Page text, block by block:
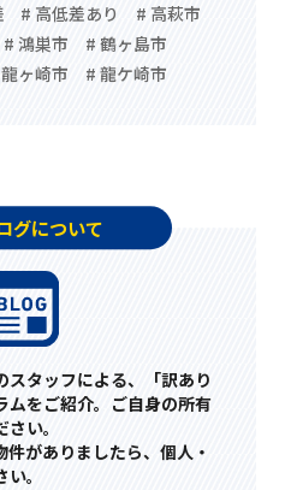
# 高低差あり
# 高萩市
# 鴻巣市
# 鶴ヶ島市
ヶ崎市 # 龍ケ崎市
グについて
スタッフによる、「訳あり
ムをご紹介。ご自身の所有
い。
がありましたら、個人・
。